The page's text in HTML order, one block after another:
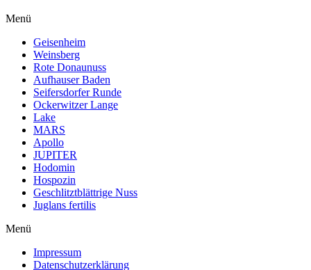
Menü
Geisenheim
Weinsberg
Rote Donaunuss
Aufhauser Baden
Seifersdorfer Runde
Ockerwitzer Lange
Lake
MARS
Apollo
JUPITER
Hodomin
Hospozin
Geschlitztblättrige Nuss
Juglans fertilis
Menü
Impressum
Datenschutzerklärung